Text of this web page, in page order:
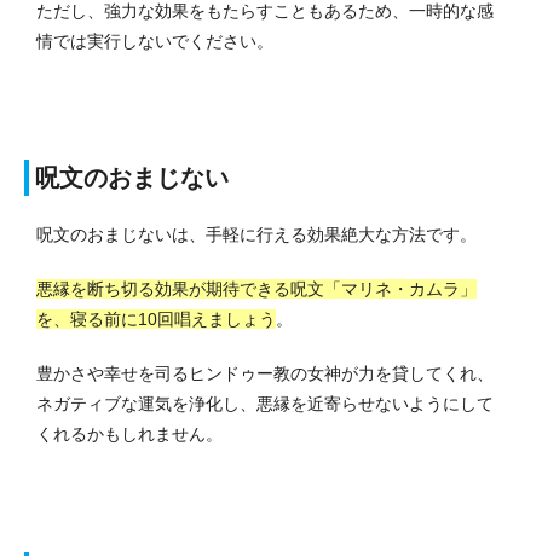
ただし、強力な効果をもたらすこともあるため、一時的な感
情では実行しないでください。
呪文のおまじない
呪文のおまじないは、手軽に行える効果絶大な方法です。
悪縁を断ち切る効果が期待できる呪文「マリネ・カムラ」
を、寝る前に10回唱えましょう 。
豊かさや幸せを司るヒンドゥー教の女神が力を貸してくれ、
ネガティブな運気を浄化し、悪縁を近寄らせないようにして
くれるかもしれません。